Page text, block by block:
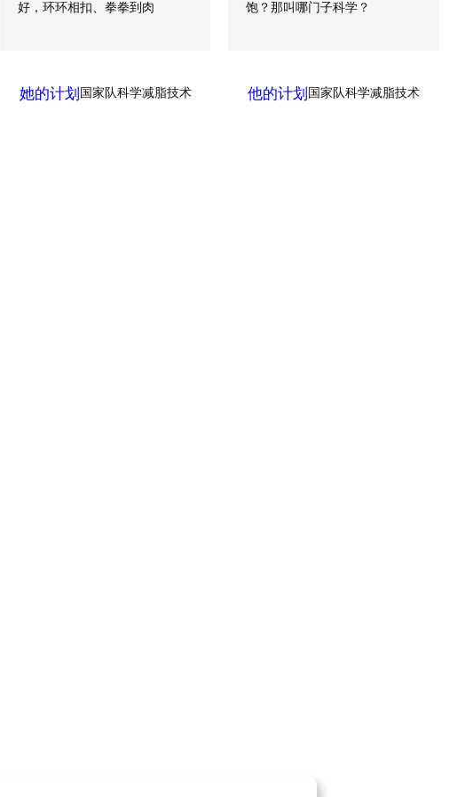
好，环环相扣、拳拳到肉
她的计划 国家队科学减脂技术
饱？那叫哪门子科学？
他的计划 国家队科学减脂技术